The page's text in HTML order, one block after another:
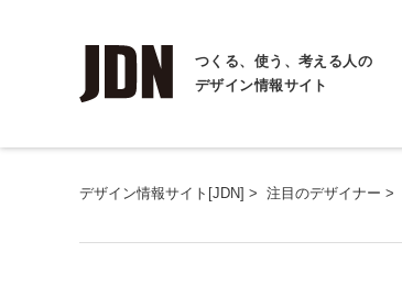
つくる、使う、考える人の
デザイン情報サイト
デザイン情報サイト[JDN] > 注目のデザイナー >